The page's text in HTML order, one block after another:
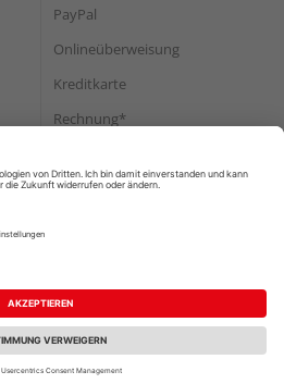
PayPal
Onlineüberweisung
Kreditkarte
Rechnung*
Versand
Widerruf
Datenschutz
Vertrag widerrufen